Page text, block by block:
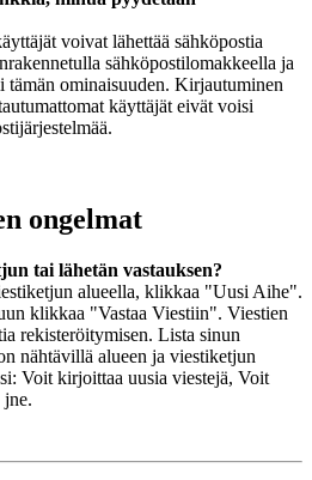
voivat lähettää sähköpostia
sähköpostilomakkeella ja
ominaisuuden. Kirjautuminen
käyttäjät eivät voisi
ongelmat
tai lähetän vastauksen?
alueella, klikkaa "Uusi Aihe".
klikkaa "Vastaa Viestiin". Viestien
rekisteröitymisen. Lista sinun
nähtävillä alueen ja viestiketjun
Voit kirjoittaa uusia viestejä, Voit
jne.